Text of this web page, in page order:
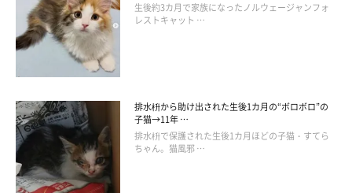
生後約3カ月で家族になったノルウェージャンフォ
レストキャット …
排水枡から助け出された生後1カ月の“ボロボロ”の
子猫→11年 …
排水枡で保護された生後1カ月ほどの子猫・すてら
ちゃん。猫風邪 …